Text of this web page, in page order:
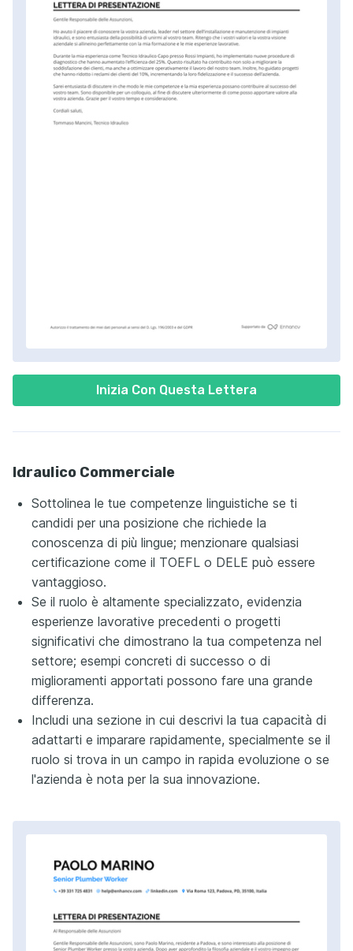
Inizia Con Questa Lettera
Idraulico Commerciale
Sottolinea le tue competenze linguistiche se ti
candidi per una posizione che richiede la
conoscenza di più lingue; menzionare qualsiasi
certificazione come il TOEFL o DELE può essere
vantaggioso.
Se il ruolo è altamente specializzato, evidenzia
esperienze lavorative precedenti o progetti
significativi che dimostrano la tua competenza nel
settore; esempi concreti di successo o di
miglioramenti apportati possono fare una grande
differenza.
Includi una sezione in cui descrivi la tua capacità di
adattarti e imparare rapidamente, specialmente se il
ruolo si trova in un campo in rapida evoluzione o se
l'azienda è nota per la sua innovazione.